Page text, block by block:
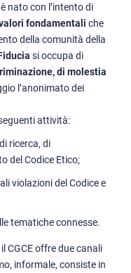
è nato con l’intento di
fondamentali che
della comunità della
si occupa di
di molestia
l’anonimato dei
attività:
ricerca, di
del Codice Etico;
violazioni del Codice e
tematiche connesse.
CGCE offre due canali
informale, consiste in